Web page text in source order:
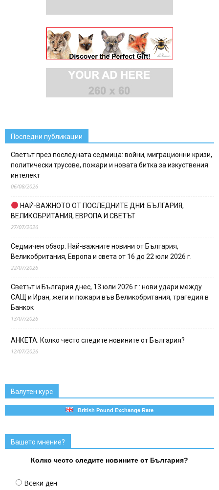
Последни публикации
Светът през последната седмица: войни, миграционни кризи,
политически трусове, пожари и новата битка за изкуствения
интелект
06/08/2026
НАЙ-ВАЖНОТО ОТ ПОСЛЕДНИТЕ ДНИ: БЪЛГАРИЯ,
ВЕЛИКОБРИТАНИЯ, ЕВРОПА И СВЕТЪТ
27/07/2026
Седмичен обзор: Най-важните новини от България,
Великобритания, Европа и света от 16 до 22 юли 2026 г.
22/07/2026
Светът и България днес, 13 юли 2026 г.: нови удари между
САЩ и Иран, жеги и пожари във Великобритания, трагедия в
Банкок
13/07/2026
АНКЕТА: Колко често следите новините от България?
12/07/2026
Валутен курс
British Pound Exchange Rate
Вашето мнение?
Колко често следите новините от България?
Всеки ден